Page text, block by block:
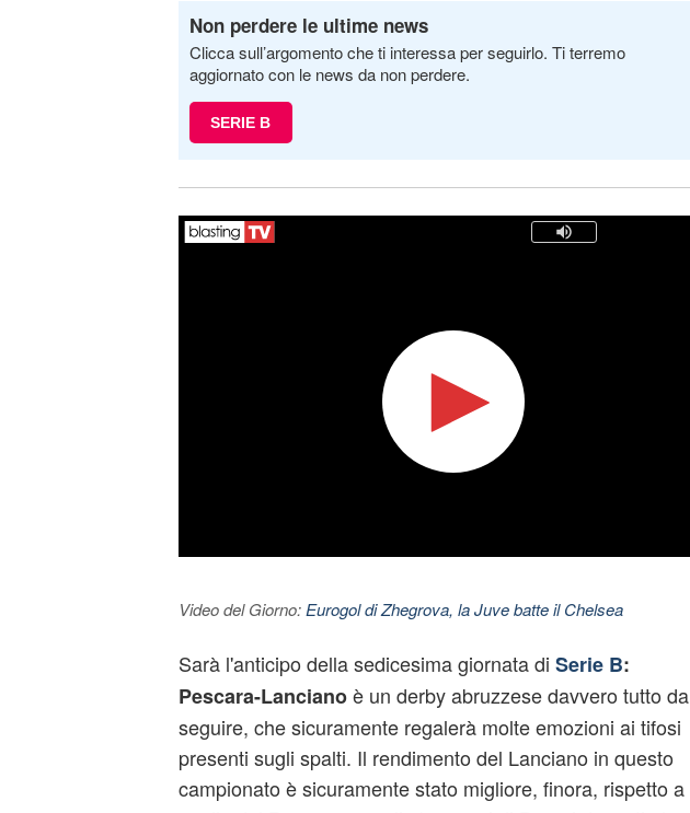
Non perdere le ultime news
Clicca sull’argomento che ti interessa per seguirlo. Ti terremo
aggiornato con le news da non perdere.
SERIE B
Video del Giorno: Eurogol di Zhegrova, la Juve batte il Chelsea
Sarà l'anticipo della sedicesima giornata di Serie B:
Pescara-Lancianoè un derby abruzzese davvero tutto da
seguire, che sicuramente regalerà molte emozioni ai tifosi
presenti sugli spalti. Il rendimento del Lanciano in questo
campionato è sicuramente stato migliore, finora, rispetto a